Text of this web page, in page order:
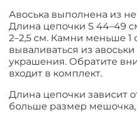
Авоська выполнена из
Длина цепочки S 44–49
2–2,5 см. Камни меньше 1
вываливаться из
украшения. Обратите
входит в комплект.
Длина цепочки зависит
больше размер мешочка,